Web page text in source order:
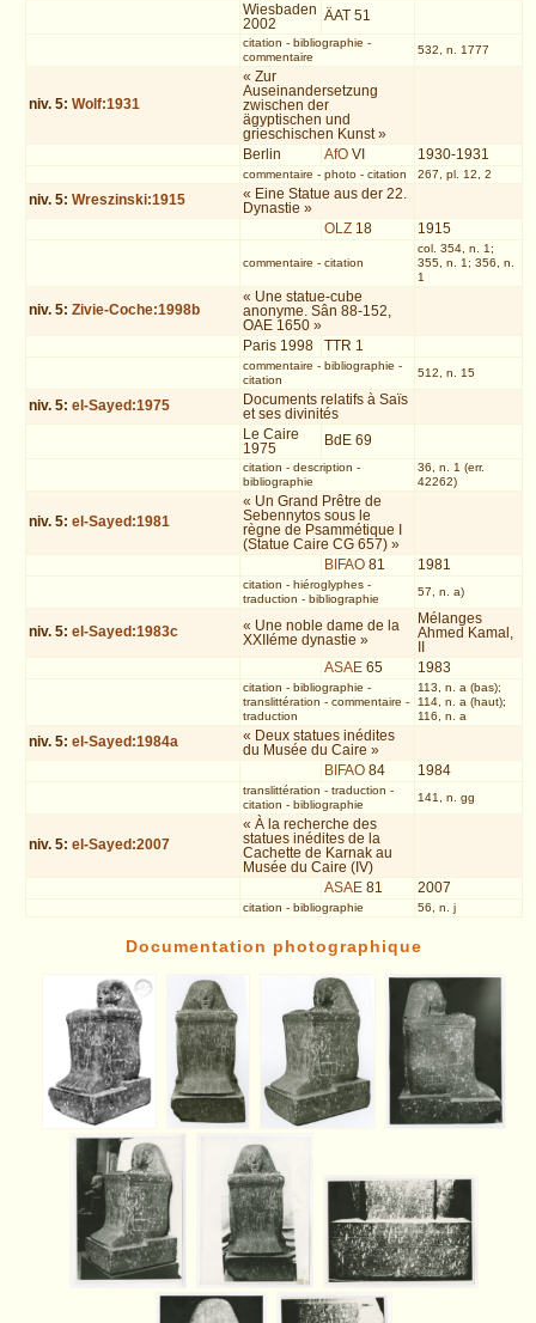
Wiesbaden
2002
ÄAT 51
citation - bibliographie -
commentaire
532, n. 1777
niv. 5:Wolf:1931
« Zur
Auseinandersetzung
zwischen der
ägyptischen und
grieschischen Kunst »
Berlin
AfO VI 1930-1931
commentaire - photo- citation 267, pl. 12, 2
niv. 5:Wreszinski:1915
« Eine Statue aus der 22.
Dynastie »
OLZ 18 1915
commentaire - citation
col. 354, n. 1;
355, n. 1; 356, n.
1
niv. 5:Zivie-Coche:1998b
« Une statue-cube
anonyme. Sân 88-152,
OAE 1650 »
Paris 1998
TTR 1
commentaire - bibliographie -
citation
512, n. 15
niv. 5:el-Sayed:1975
Documents relatifs à Saïs
et ses divinités
Le Caire
1975
BdE 69
citation - description -
bibliographie
36, n. 1 (err.
42262)
niv. 5:el-Sayed:1981
« Un Grand Prêtre de
Sebennytos sous le
règne de Psammétique I
(Statue Caire CG 657) »
BIFAO 81 1981
citation - hiéroglyphes-
traduction - bibliographie
57, n. a)
niv. 5:el-Sayed:1983c
« Une noble dame de la
XXIIéme dynastie »
Mélanges
Ahmed Kamal,
ASAE 65 1983
citation - bibliographie -
translittération - commentaire -
traduction
113, n. a (bas);
114, n. a (haut);
116, n. a
niv. 5:el-Sayed:1984a
« Deux statues inédites
du Musée du Caire »
BIFAO 84 1984
translittération - traduction -
citation - bibliographie
141, n. gg
niv. 5:el-Sayed:2007
« À la recherche des
statues inédites de la
Cachette de Karnak au
Musée du Caire (IV)
ASAE 81 2007
citation - bibliographie 56, n. j
Documentation photographique